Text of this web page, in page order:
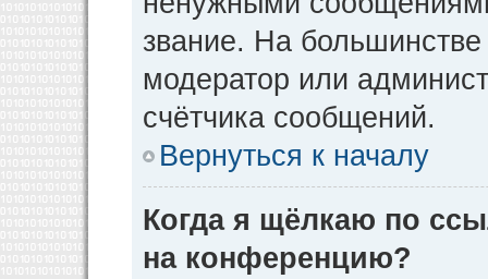
звание. На
модератор или
счётчика сообщений.
Вернуться к началу
Когда я щёлкаю по
на конференцию?